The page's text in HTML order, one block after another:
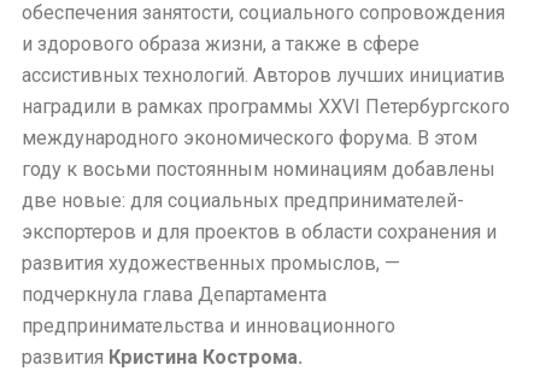
обеспечения занятости, социального сопровождения
и здорового образа жизни, а также в сфере
ассистивных технологий. Авторов лучших инициатив
наградили в рамках программы XXVI Петербургского
международного экономического форума. В этом
году к восьми постоянным номинациям добавлены
две новые: для социальных предпринимателей-
экспортеров и для проектов в области сохранения и
развития художественных промыслов, —
подчеркнула глава Департамента
предпринимательства и инновационного
развития Кристина Кострома.